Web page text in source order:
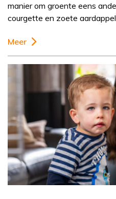
manier om groente eens
courgette en zoete
Meer